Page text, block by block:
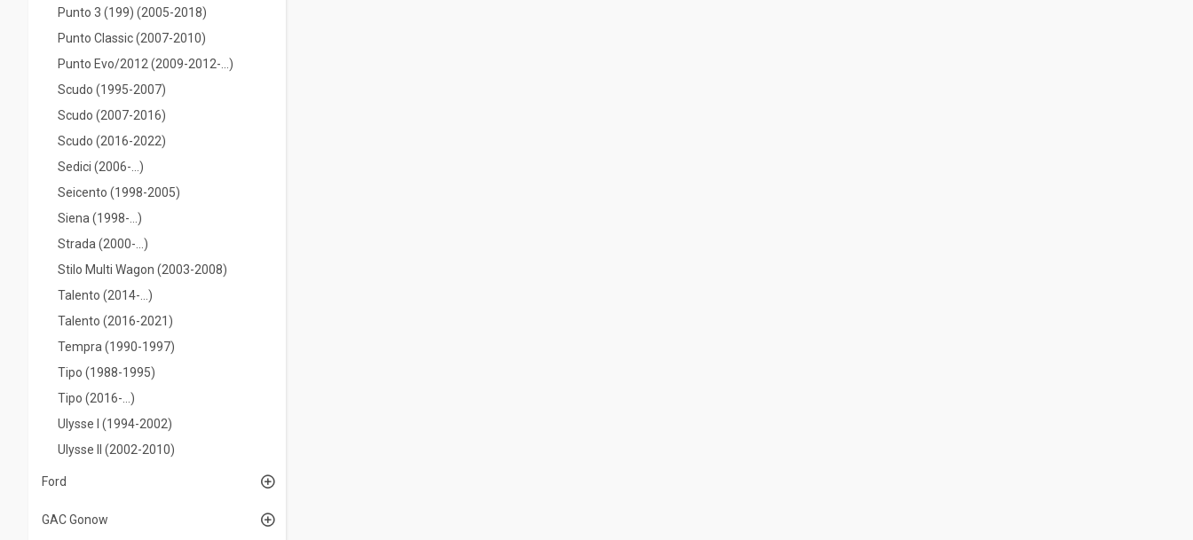
Punto 3 (199) (2005-2018)
Punto Classic (2007-2010)
Punto Evo/2012 (2009-2012-...)
Scudo (1995-2007)
Scudo (2007-2016)
Scudo (2016-2022)
Sedici (2006-...)
Seicento (1998-2005)
Siena (1998-...)
Strada (2000-...)
Stilo Multi Wagon (2003-2008)
Talento (2014-...)
Talento (2016-2021)
Tempra (1990-1997)
Tipo (1988-1995)
Tipo (2016-...)
Ulysse I (1994-2002)
Ulysse II (2002-2010)
Ford
GAC Gonow